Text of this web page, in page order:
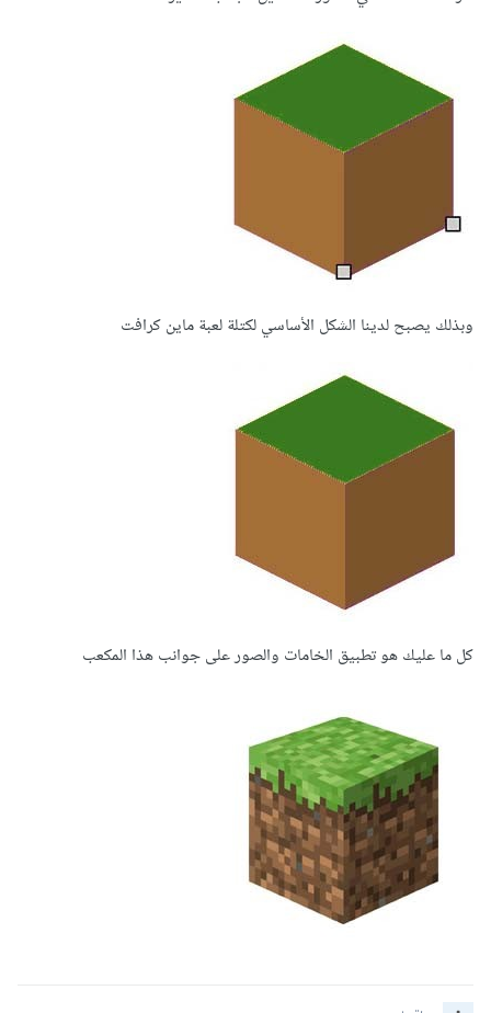
وبذلك يصبح لدينا الشكل الأساسي لكتلة لعبة ماين كرافت
كل ما عليك هو تطبيق الخامات والصور على جوانب هذا المكعب